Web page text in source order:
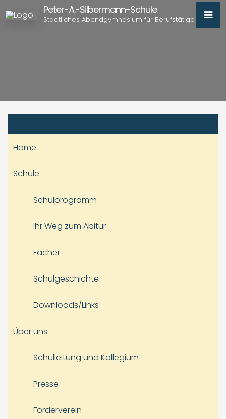
Peter-A.-Silbermann-Schule
Staatliches Abendgymnasium für Berufstätige
Home
Schule
Schulprogramm
Ihr Weg zum Abitur
Fächer
Schulgeschichte
Downloads/Links
Über uns
Schulleitung und Kollegium
Presse
Förderverein